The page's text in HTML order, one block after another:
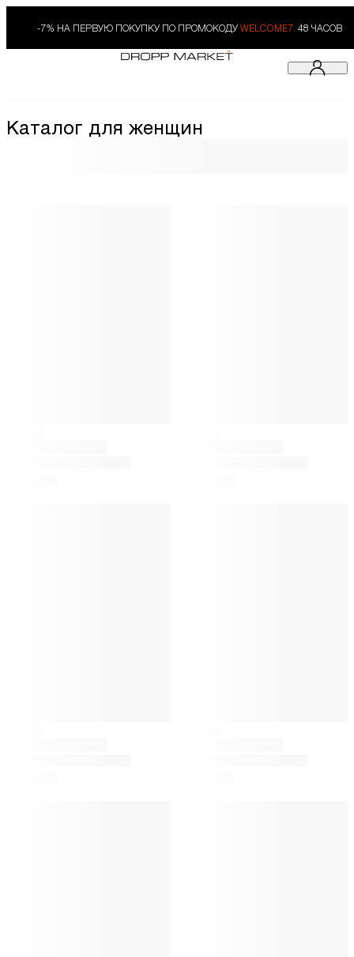
-7% НА ПЕРВУЮ ПОКУПКУ ПО ПРОМОКОДУ WELCOME7. 48 ЧАСОВ
Каталог для женщин